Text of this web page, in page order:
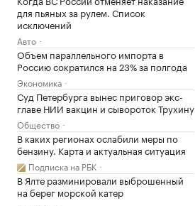
для пьяных за рулем. Список
исключений
Авто
Объем параллельного импорта в
Россию сократился на 23% за полгода
Экономика
Суд Петербурга вынес приговор экс-
главе НИИ вакцин и сывороток Трухину
Общество
В каких регионах ослабили меры по
бензину. Карта и актуальная ситуация
Подписка на РБК
В Ялте разминировали выброшенный
на берег морской катер